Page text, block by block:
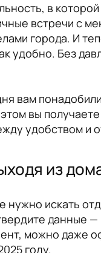
в
встречи с
города. И
удобно. Без
вам
вы
удобством и
из
искать
данные
можно даже
году.